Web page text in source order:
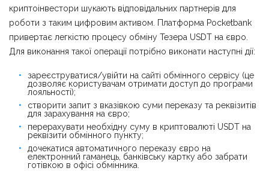
криптоінвестори шукають відповідальних партнерів для
роботи з таким цифровим активом. Платформа Pocketbank
привертає легкістю процесу обміну Тезера USDT на євро.
Для виконання такої операції потрібно виконати наступні дії:
зареєструватися/увійти на сайті обмінного сервісу (це
дозволяє користувачам отримати доступ до програми
лояльності);
створити запит з вказівкою суми переказу та реквізитів
для зарахування на євро;
перерахувати необхідну суму в криптовалюті USDT на
реквізити обмінного пункту;
дочекатися автоматичного переказу євро на
електронний гаманець, банківську картку або забрати
готівкою в офісі обмінника.